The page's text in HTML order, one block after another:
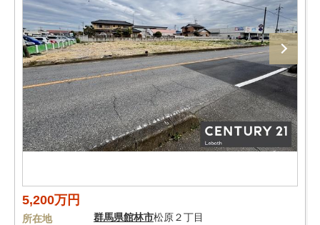
5,200万円
所在地 群馬県館林市松原２丁目